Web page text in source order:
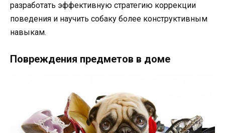
разработать эффективную стратегию коррекции
поведения и научить собаку более конструктивным
навыкам.
Повреждения предметов в доме